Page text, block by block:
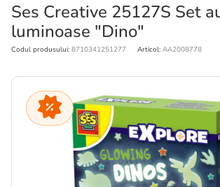
Ses Creative 25127S Set
luminoase "Dino"
Codul produsului: 8710341251277 Articol: AA2008778